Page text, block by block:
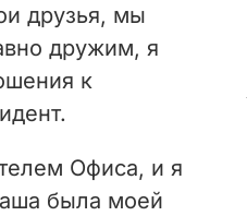
друзья, мы
дружим, я
к
Офиса, и я
была моей